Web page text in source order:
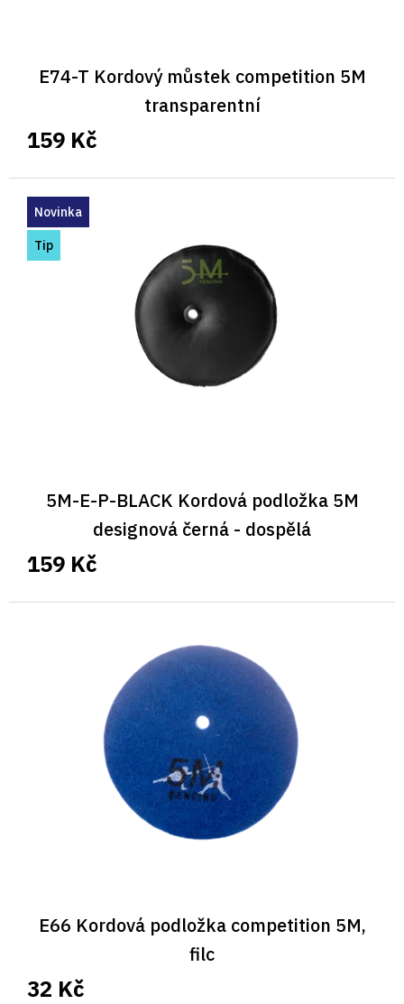
E74-T Kordový můstek competition 5M
transparentní
159 Kč
Novinka
Tip
5M-E-P-BLACK Kordová podložka 5M
designová černá - dospělá
159 Kč
E66 Kordová podložka competition 5M,
filc
32 Kč